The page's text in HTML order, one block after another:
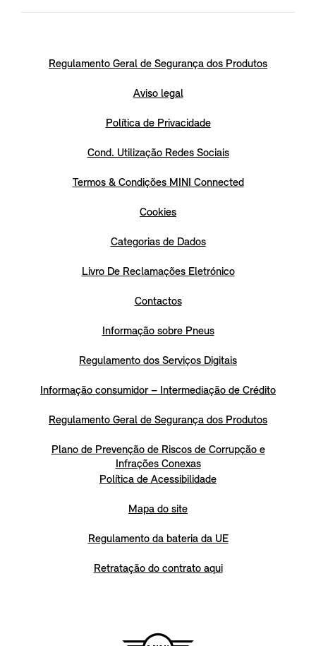
Regulamento Geral de Segurança dos Produtos
Aviso legal
Política de Privacidade
Cond. Utilização Redes Sociais
Termos & Condições MINI Connected
Cookies
Categorias de Dados
Livro De Reclamações Eletrónico
Contactos
Informação sobre Pneus
Regulamento dos Serviços Digitais
Informação consumidor – Intermediação de Crédito
Regulamento Geral de Segurança dos Produtos
Plano de Prevenção de Riscos de Corrupção e
Infrações Conexas
Política de Acessibilidade
Mapa do site
Regulamento da bateria da UE
Retratação do contrato aqui